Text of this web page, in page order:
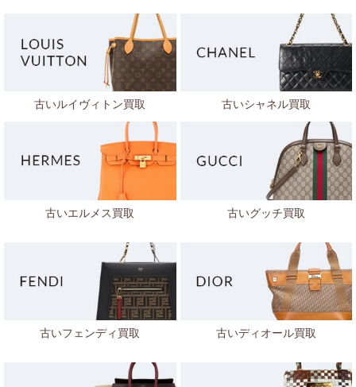
古いルイヴィトン買取 古いシャネル買取
古いエルメス買取 古いグッチ買取
古いフェンディ買取 古いディオール買取